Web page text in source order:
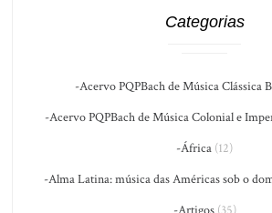
Categorias
-Acervo PQPBach de Música Clássica
-Acervo PQPBach de Música Colonial e
-África (12)
-Alma Latina: música das Américas sob o